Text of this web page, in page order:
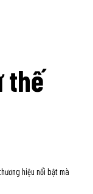
thế
hiệu nổi bật mà